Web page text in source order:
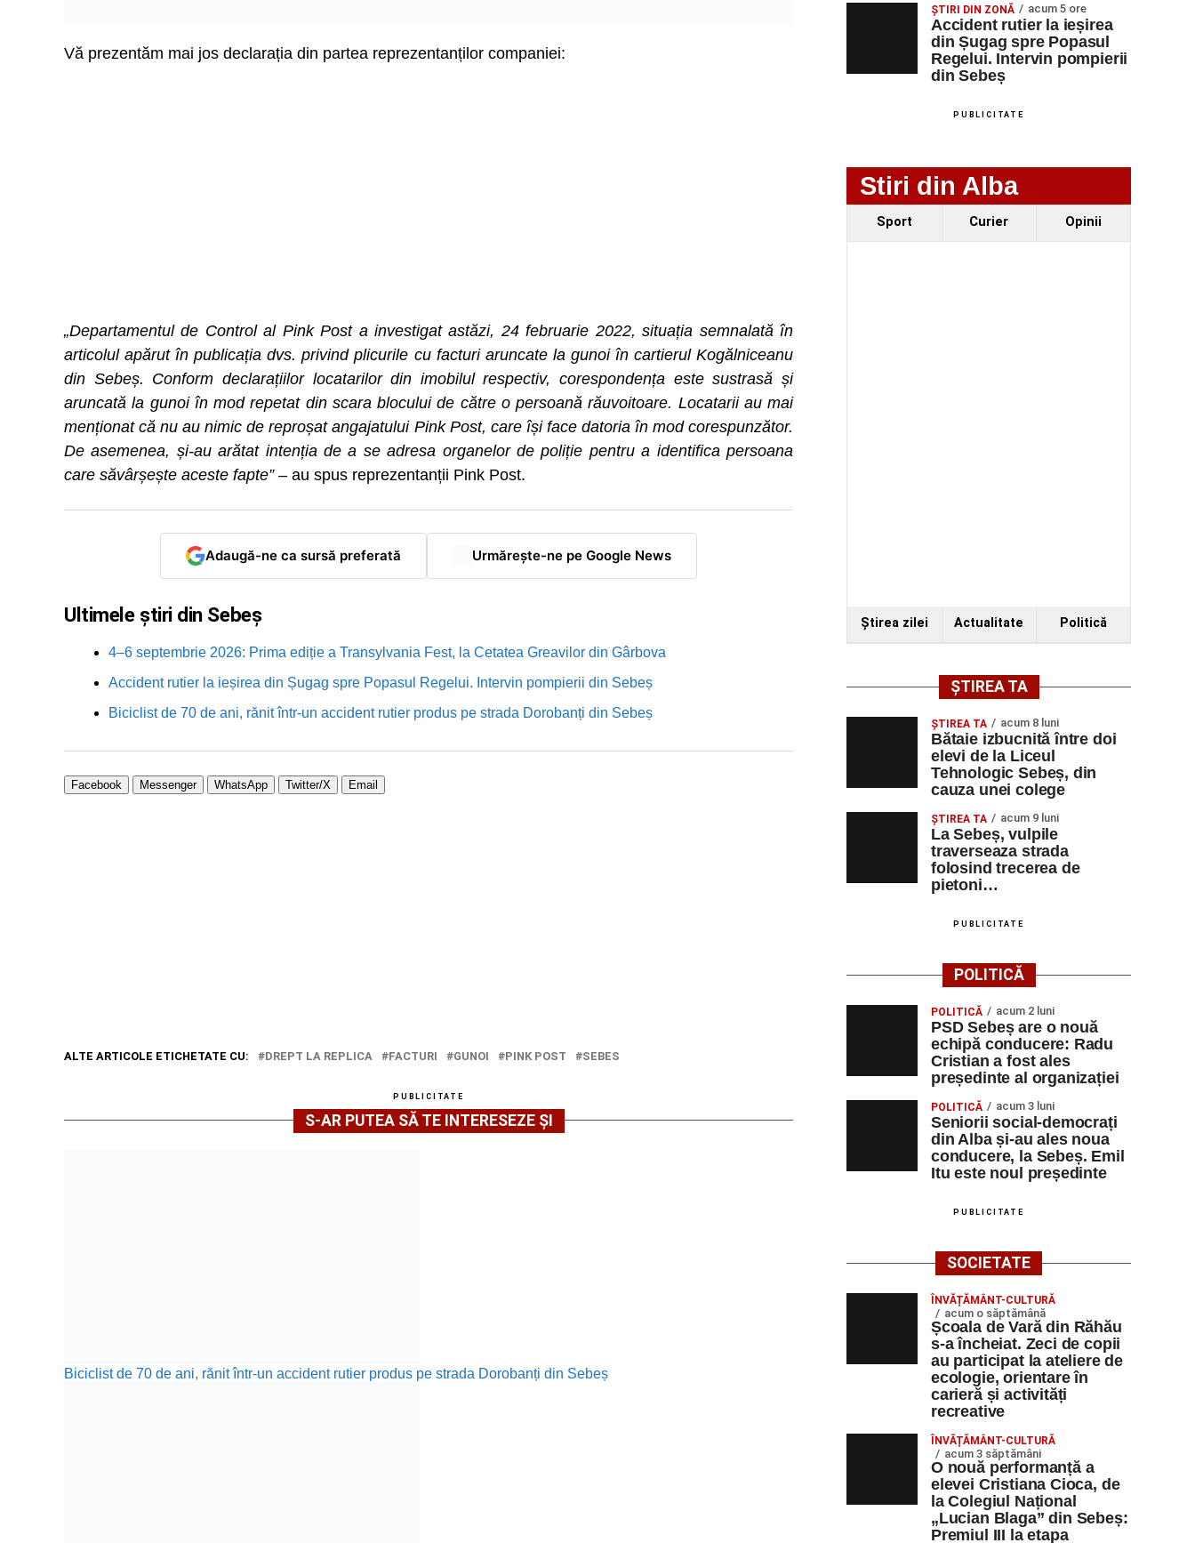
Vă prezentăm mai jos declarația din partea reprezentanților companiei:
„Departamentul de Control al Pink Post a investigat astăzi, 24 februarie 2022, situația semnalată în
articolul apărut în publicația dvs. privind plicurile cu facturi aruncate la gunoi în cartierul Kogălniceanu
din Sebeș. Conform declarațiilor locatarilor din imobilul respectiv, corespondența este sustrasă și
aruncată la gunoi în mod repetat din scara blocului de către o persoană răuvoitoare. Locatarii au mai
menționat că nu au nimic de reproșat angajatului Pink Post, care își face datoria în mod corespunzător.
De asemenea, și-au arătat intenția de a se adresa organelor de poliție pentru a identifica persoana
care săvârșește aceste fapte”– au spus reprezentanții Pink Post.
Adaugă-ne ca sursă preferată Urmărește-ne pe Google News
Ultimele știri din Sebeș
4–6 septembrie 2026: Prima ediție a Transylvania Fest, la Cetatea Greavilor din Gârbova
Accident rutier la ieșirea din Șugag spre Popasul Regelui. Intervin pompierii din Sebeș
Biciclist de 70 de ani, rănit într-un accident rutier produs pe strada Dorobanți din Sebeș
Facebook Messenger WhatsApp Twitter/X Email
ALTE ARTICOLE ETICHETATE CU: DREPT LA REPLICA FACTURI GUNOI PINK POST SEBES
PUBLICITATE
S-AR PUTEA SĂ TE INTERESEZE ȘI
Biciclist de 70 de ani, rănit într-un accident rutier produs pe strada Dorobanți din Sebeș
ȘTIRI DIN ZONĂ acum 5 ore
Accident rutier la ieșirea
din Șugag spre Popasul
Regelui. Intervin pompierii
din Sebeș
PUBLICITATE
Stiri din Alba
Sport Curier Opinii
Ştirea zilei Actualitate Politică
ȘTIREA TA
ŞTIREA TA acum 8 luni
Bătaie izbucnită între doi
elevi de la Liceul
Tehnologic Sebeș, din
cauza unei colege
ŞTIREA TA acum 9 luni
La Sebeș, vulpile
traverseaza strada
folosind trecerea de
pietoni…
PUBLICITATE
POLITICĂ
POLITICĂ acum 2 luni
PSD Sebeș are o nouă
echipă conducere: Radu
Cristian a fost ales
președinte al organizației
POLITICĂ acum 3 luni
Seniorii social-democrați
din Alba și-au ales noua
conducere, la Sebeș. Emil
Itu este noul președinte
PUBLICITATE
SOCIETATE
ÎNVĂȚĂMÂNT-CULTURĂ
acum o săptămână
Școala de Vară din Răhău
s-a încheiat. Zeci de copii
au participat la ateliere de
ecologie, orientare în
carieră și activități
recreative
ÎNVĂȚĂMÂNT-CULTURĂ
acum 3 săptămâni
O nouă performanță a
elevei Cristiana Cioca, de
la Colegiul Național
„Lucian Blaga” din Sebeș:
Premiul III la etapa